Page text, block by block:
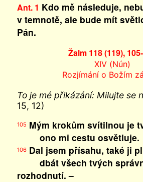
Ant. 1 Kdo mě následuje,
v temnotě, ale bude mít
Pán.
Žalm 118 (119),
XIV (Nún)
Rozjímání o Božím
To je mé přikázání: Milujte se
15, 12)
105 Mým krokům svítilnou je
ono mi cestu osvětluje.
106Dal jsem přísahu, také ji
dbát všech tvých
rozhodnutí. –